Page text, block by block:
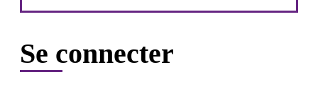
Se connecter